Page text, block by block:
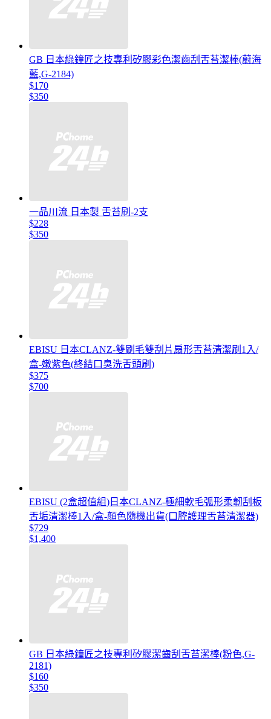
GB 日本綠鐘匠之技專利矽膠彩色潔齒刮舌苔潔棒(蔚海
藍,G-2184)
$170
$350
一品川流 日本製 舌苔刷-2支
$228
$350
EBISU 日本CLANZ-雙刷毛雙刮片扇形舌苔清潔刷1入/
盒-嫩紫色(終結口臭洗舌頭刷)
$375
$700
EBISU (2盒超值組)日本CLANZ-極細軟毛弧形柔韌刮板
舌垢清潔棒1入/盒-顏色隨機出貨(口腔護理舌苔清潔器)
$729
$1,400
GB 日本綠鐘匠之技專利矽膠潔齒刮舌苔潔棒(粉色,G-
2181)
$160
$350